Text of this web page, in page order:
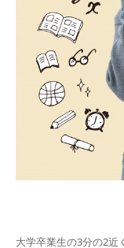
大学卒業生の3分の2近
よくあるご質問
お問い合わせ